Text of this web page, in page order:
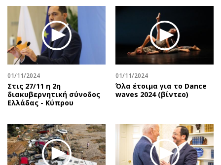
01/11/2024
Στις 27/11 η 2η
διακυβερνητική σύνοδος
Ελλάδας - Κύπρου
01/11/2024
Όλα έτοιμα για το Dance
waves 2024 (βίντεο)